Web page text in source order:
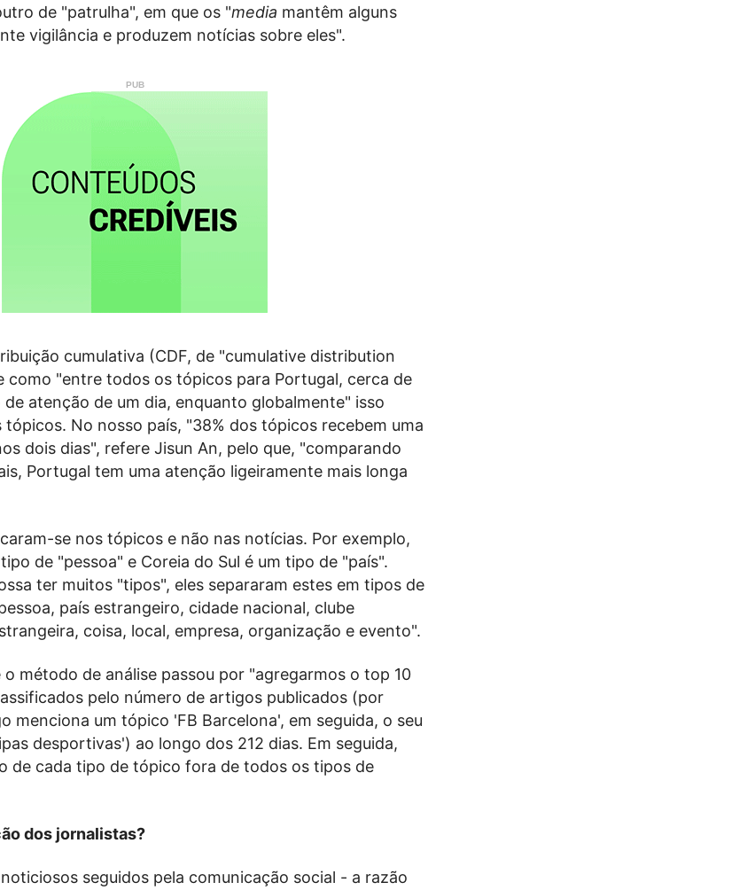
de "patrulha", em que os "media mantêm alguns
vigilância e produzem notícias sobre eles".
cumulativa (CDF, de "cumulative distribution
como "entre todos os tópicos para Portugal, cerca de
atenção de um dia, enquanto globalmente" isso
No nosso país, "38% dos tópicos recebem uma
dois dias", refere Jisun An, pelo que, "comparando
Portugal tem uma atenção ligeiramente mais longa
se nos tópicos e não nas notícias. Por exemplo,
de "pessoa" e Coreia do Sul é um tipo de "país".
ter muitos "tipos", eles separaram estes em tipos de
país estrangeiro, cidade nacional, clube
coisa, local, empresa, organização e evento".
método de análise passou por "agregarmos o top 10
pelo número de artigos publicados (por
menciona um tópico 'FB Barcelona', em seguida, o seu
desportivas') ao longo dos 212 dias. Em seguida,
de cada tipo de tópico fora de todos os tipos de
dos jornalistas?
seguidos pela comunicação social - a razão